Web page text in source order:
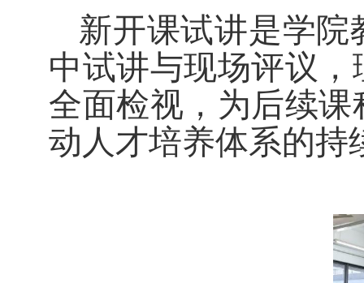
新开课试讲是学
中试讲与现场评议
全面检视，为后续
动人才培养体系的持